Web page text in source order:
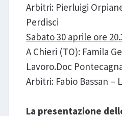
Arbitri: Pierluigi
Perdisci
Sabato 30 aprile ore
A Chieri (TO): Famila
Lavoro.Doc
Arbitri: Fabio Bassan –
La presentazione